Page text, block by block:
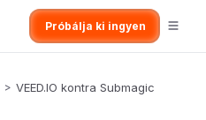
Próbálja ki ingyen
> VEED.IO kontra Submagic